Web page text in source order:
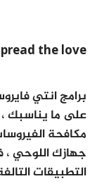
the love
على ما يناسبك
جهازك اللوحي
التطبيقات